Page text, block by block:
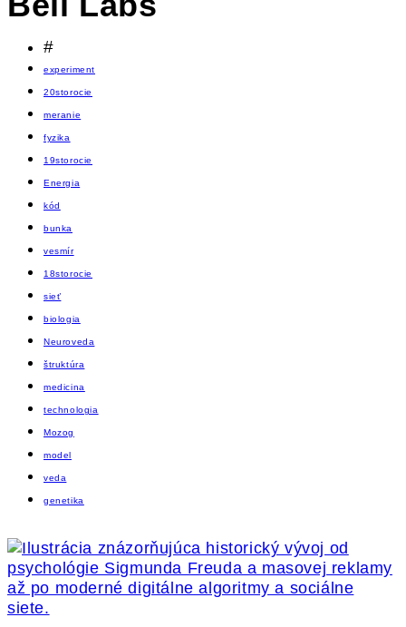
#
experiment
20storocie
meranie
fyzika
19storocie
Energia
kód
bunka
vesmír
18storocie
sieť
biologia
Neuroveda
štruktúra
medicina
technologia
Mozog
model
veda
genetika